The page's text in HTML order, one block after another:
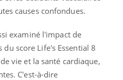
causes confondues.
examiné l'impact de
du score Life's Essential 8
vie et la santé cardiaque,
C'est-à-dire